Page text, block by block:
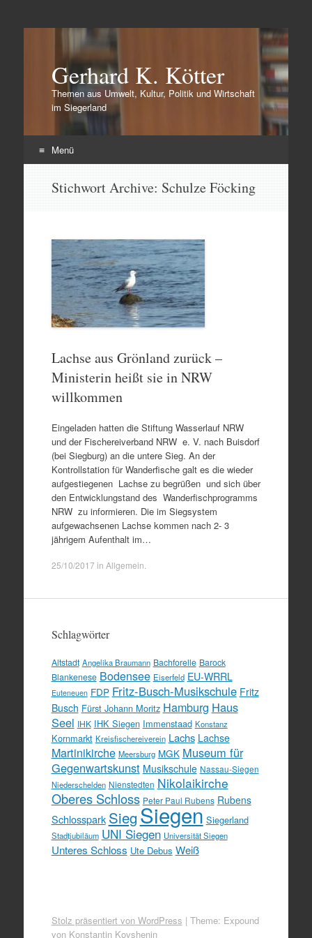
Gerhard K. Kötter
Themen aus Umwelt, Kultur, Politik und Wirtschaft
im Siegerland
Menü
Stichwort Archive: Schulze Föcking
Lachse aus Grönland zurück –
Ministerin heißt sie in NRW
willkommen
Eingeladen hatten die Stiftung Wasserlauf NRW
und der Fischereiverband NRW e. V. nach Buisdorf
(bei Siegburg) an die untere Sieg. An der
Kontrollstation für Wanderfische galt es die wieder
aufgestiegenen Lachse zu begrüßen und sich über
den Entwicklungstand des Wanderfischprogramms
NRW zu informieren. Die im Siegsystem
aufgewachsenen Lachse kommen nach 2- 3
jährigem Aufenthalt im…
25/10/2017 in Allgemein
Schlagwörter
Altstadt Angelika Braumann Bachforelle Barock
Blankenese Bodensee Eiserfeld EU-WRRL
Euteneuen FDP Fritz-Busch-Musikschule Fritz
Busch Fürst Johann Moritz Hamburg Haus
Seel IHK IHK Siegen Immenstaad Konstanz
Kornmarkt Kreisfischereiverein Lachs Lachse
Martinikirche Meersburg MGK Museum für
Gegenwartskunst Musikschule Nassau-Siegen
Niederschelden Nienstedten Nikolaikirche
Oberes Schloss Peter Paul Rubens Rubens
Schlosspark SiegSiegen Siegerland
Stadtjubiläum UNI Siegen Universität Siegen
Unteres Schloss Ute Debus Weiß
Stolz präsentiert von WordPress | Theme: Expound
von Konstantin Kovshenin